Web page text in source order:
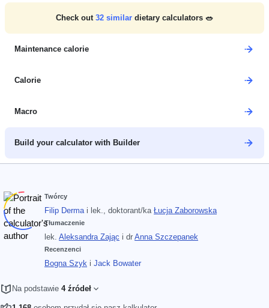
Check out 32 similar dietary calculators 🥗
Maintenance calorie
Calorie
Macro
Build your calculator with Builder
Twórcy
Filip Dermai lek., doktorant/ka Łucja Zaborowska
Tłumaczenie
lek. Aleksandra Zając i dr Anna Szczepanek
Recenzenci
Bogna Szyk i Jack Bowater
Na podstawie 4 źródeł